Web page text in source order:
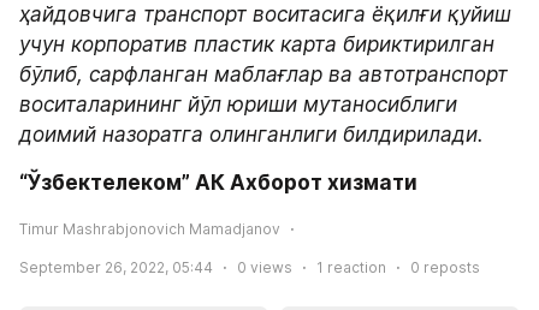
ҳайдовчига транспорт воситасига ёқилғи қуйиш
учун корпоратив пластик карта бириктирилган
бўлиб, сарфланган маблағлар ва автотранспорт
воситаларининг йўл юриши мутаносиблиги
доимий назоратга олинганлиги билдирилади.
“Ўзбектелеком” АК Ахборот хизмати
Timur Mashrabjonovich Mamadjanov
September 26, 2022, 05:44 0 views 1 reaction 0 reposts